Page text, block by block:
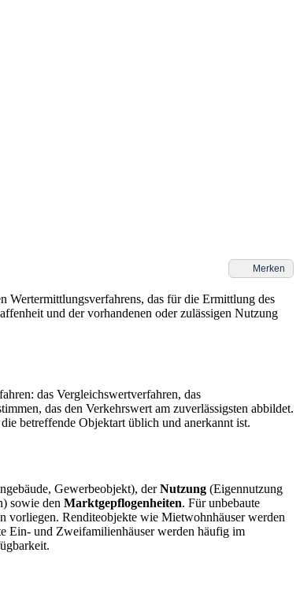
Merken
Wertermittlungsverfahrens, das für die Ermittlung des
und der vorhandenen oder zulässigen Nutzung
das Vergleichswertverfahren, das
das den Verkehrswert am zuverlässigsten abbildet.
betreffende Objektart üblich und anerkannt ist.
Gewerbeobjekt), derNutzung (Eigennutzung
sowie den Marktgepflogenheiten. Für unbebaute
vorliegen. Renditeobjekte wie Mietwohnhäuser werden
Ein- und Zweifamilienhäuser werden häufig im